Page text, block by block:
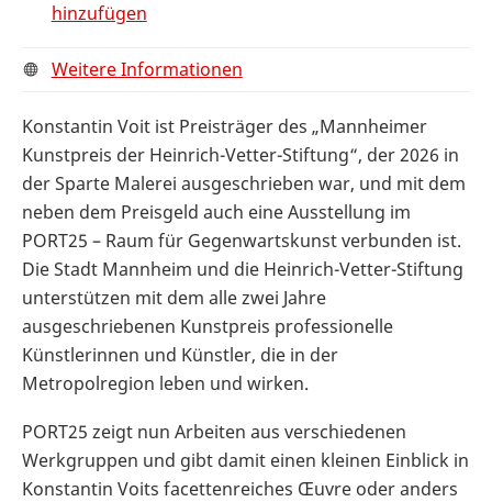
hinzufügen
Weitere Informationen
Konstantin Voit ist Preisträger des „Mannheimer
Kunstpreis der Heinrich-Vetter-Stiftung“, der 2026 in
der Sparte Malerei ausgeschrieben war, und mit dem
neben dem Preisgeld auch eine Ausstellung im
PORT25 – Raum für Gegenwartskunst verbunden ist.
Die Stadt Mannheim und die Heinrich-Vetter-Stiftung
unterstützen mit dem alle zwei Jahre
ausgeschriebenen Kunstpreis professionelle
Künstlerinnen und Künstler, die in der
Metropolregion leben und wirken.
PORT25 zeigt nun Arbeiten aus verschiedenen
Werkgruppen und gibt damit einen kleinen Einblick in
Konstantin Voits facettenreiches Œuvre oder anders